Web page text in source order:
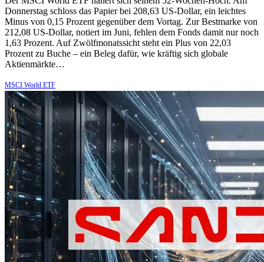
Donnerstag schloss das Papier bei 208,63 US-Dollar, ein leichtes
Minus von 0,15 Prozent gegenüber dem Vortag. Zur Bestmarke von
212,08 US-Dollar, notiert im Juni, fehlen dem Fonds damit nur noch
1,63 Prozent. Auf Zwölfmonatssicht steht ein Plus von 22,03
Prozent zu Buche – ein Beleg dafür, wie kräftig sich globale
Aktienmärkte…
MSCI World ETF